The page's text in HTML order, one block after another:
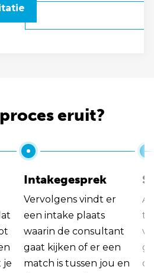
eruit?
je
Intakegesprek
Vervolgens vindt er
een intake plaats
waarin de consultant
gaat kijken of er een
match is tussen jou en